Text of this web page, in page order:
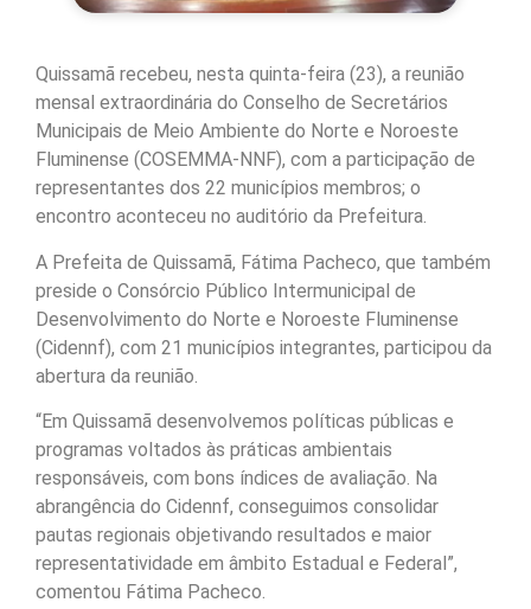
Quissamã recebeu, nesta quinta-feira (23), a reunião
mensal extraordinária do Conselho de Secretários
Municipais de Meio Ambiente do Norte e Noroeste
Fluminense (COSEMMA-NNF), com a participação de
representantes dos 22 municípios membros; o
encontro aconteceu no auditório da Prefeitura.
A Prefeita de Quissamã, Fátima Pacheco, que também
preside o Consórcio Público Intermunicipal de
Desenvolvimento do Norte e Noroeste Fluminense
(Cidennf), com 21 municípios integrantes, participou da
abertura da reunião.
“Em Quissamã desenvolvemos políticas públicas e
programas voltados às práticas ambientais
responsáveis, com bons índices de avaliação. Na
abrangência do Cidennf, conseguimos consolidar
pautas regionais objetivando resultados e maior
representatividade em âmbito Estadual e Federal”,
comentou Fátima Pacheco.